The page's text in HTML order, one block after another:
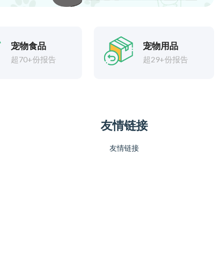
宠物食品
超70+份报告
宠物用品
超29+份报告
友情链接
友情链接